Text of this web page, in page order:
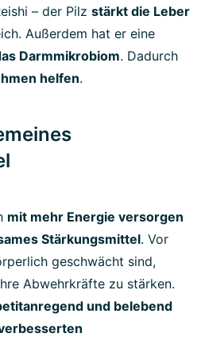
– der Pilz stärkt die Leber
Außerdem hat er eine
Darmmikrobiom. Dadurch
helfen.
mit mehr Energie versorgen
Stärkungsmittel. Vor
geschwächt sind,
Abwehrkräfte zu stärken.
und belebend